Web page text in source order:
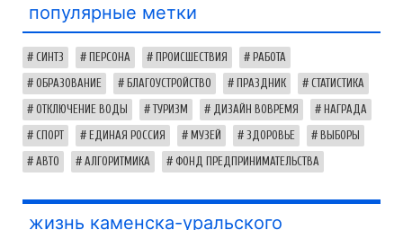
популярные метки
СИНТЗ ПЕРСОНА ПРОИСШЕСТВИЯ РАБОТА
ОБРАЗОВАНИЕ БЛАГОУСТРОЙСТВО ПРАЗДНИК СТАТИСТИКА
ОТКЛЮЧЕНИЕ ВОДЫ ТУРИЗМ ДИЗАЙН ВОВРЕМЯ НАГРАДА
СПОРТ ЕДИНАЯ РОССИЯ МУЗЕЙ ЗДОРОВЬЕ ВЫБОРЫ
АВТО АЛГОРИТМИКА ФОНД ПРЕДПРИНИМАТЕЛЬСТВА
жизнь каменска-уральского